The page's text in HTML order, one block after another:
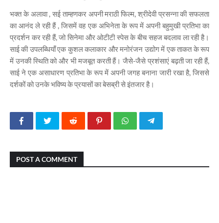
भक्त के अलावा , सई ताम्हणकर अपनी मराठी फिल्म, श्रीदेवी प्रसन्ना की सफलता
का आनंद ले रही हैं , जिसमें वह एक अभिनेता के रूप में अपनी बहुमुखी प्रतिभा का
प्रदर्शन कर रही हैं, जो सिनेमा और ओटीटी स्पेस के बीच सहज बदलाव ला रही है।
साई की उपलब्धियाँ एक कुशल कलाकार और मनोरंजन उद्योग में एक ताकत के रूप
में उनकी स्थिति को और भी मजबूत करती हैं। जैसे-जैसे प्रशंसाएं बढ़ती जा रही हैं,
साई ने एक असाधारण प्रतिभा के रूप में अपनी जगह बनाना जारी रखा है, जिससे
दर्शकों को उनके भविष्य के प्रयासों का बेसब्री से इंतजार है।
POST A COMMENT